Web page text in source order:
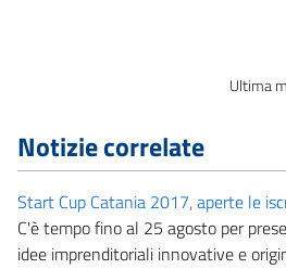
Ultima
Notizie correlate
Start Cup Catania 2017, aperte le
C'è tempo fino al 25 agosto per
idee imprenditoriali innovative e